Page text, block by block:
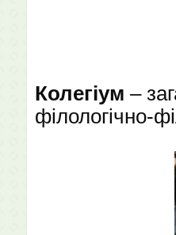
Колегіум –
філологічно-